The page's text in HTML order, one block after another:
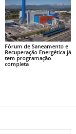
Fórum de Saneamento e
Recuperação Energética já
tem programação
completa